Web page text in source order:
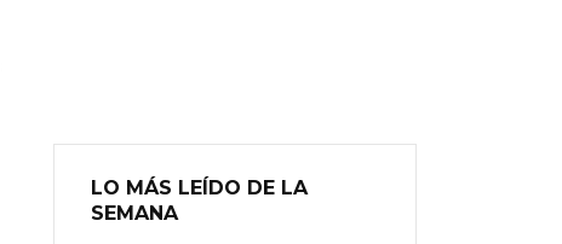
LO MÁS LEÍDO DE LA
SEMANA